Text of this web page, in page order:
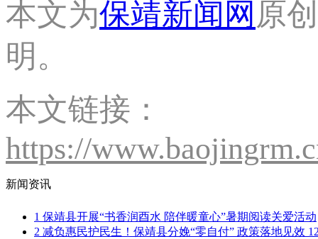
本文为保靖新闻网 原
明。
本文链接：
https://
新闻资讯
1 保靖县开展“书香润酉水 陪伴暖童心”暑期阅读关爱活动
2 减负惠民护民生！保靖县分娩“零自付” 政策落地见效